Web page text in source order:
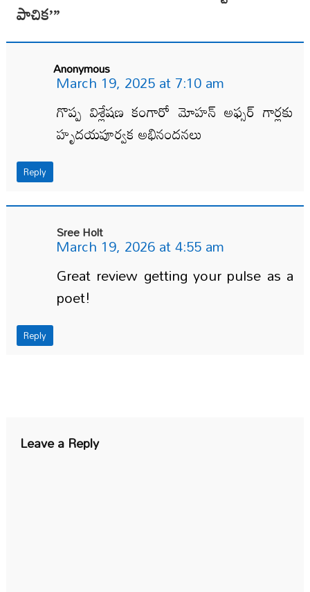
పాచిక’”
Anonymous
March 19, 2025 at 7:10 am
గొప్ప విశ్లేషణ కంగారో మోహన్ అఫ్సర్ గార్లకు
హృదయపూర్వక అభినందనలు
Reply
Sree Holt
March 19, 2026 at 4:55 am
Great review getting your pulse as a
poet!
Reply
Leave a Reply